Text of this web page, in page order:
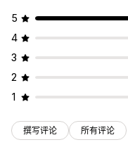
5
4
3
2
1
撰写评论 所有评论